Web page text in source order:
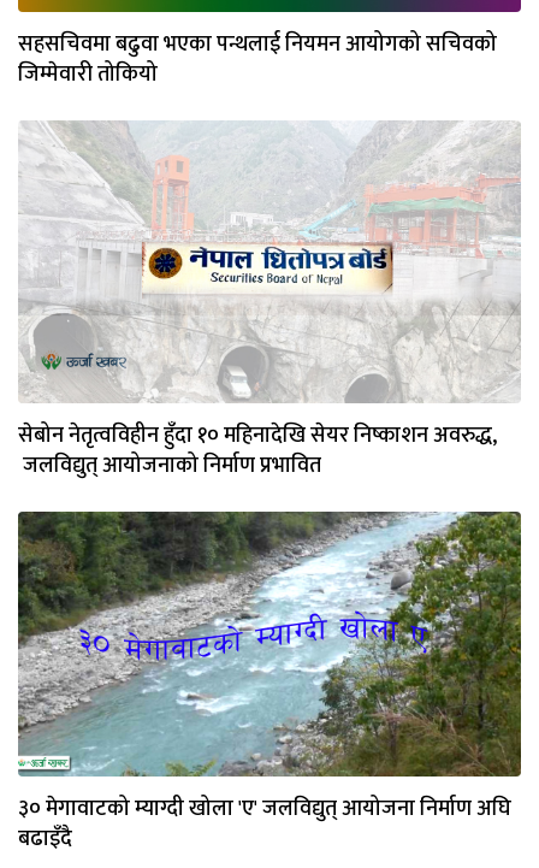
सहसचिवमा बढुवा भएका पन्थलाई नियमन आयोगको सचिवको
जिम्मेवारी तोकियो
सेबोन नेतृत्वविहीन हुँदा १० महिनादेखि सेयर निष्काशन अवरुद्ध,
जलविद्युत् आयोजनाको निर्माण प्रभावित
३० मेगावाटको म्याग्दी खोला 'ए' जलविद्युत् आयोजना निर्माण अघि
बढाइँदै